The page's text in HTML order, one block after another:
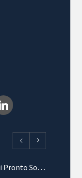
Posizione aperta per Medico di Pronto Soccorso e Terapia Intensiva